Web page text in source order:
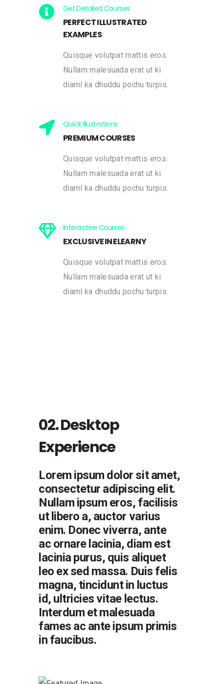
Get Detailed Courses
PERFECT ILLUSTRATED
EXAMPLES
Quisque volutpat mattis eros.
Nullam malesuada erat ut ki
diaml ka dhuddu pochu turpis.
Quick Illustrations
PREMIUM COURSES
Quisque volutpat mattis eros.
Nullam malesuada erat ut ki
diaml ka dhuddu pochu turpis.
Interactive Courses
EXCLUSIVE IN ELEARNY
Quisque volutpat mattis eros.
Nullam malesuada erat ut ki
diaml ka dhuddu pochu turpis.
02. Desktop
Experience
Lorem ipsum dolor sit amet,
consectetur adipiscing elit.
Nullam ipsum eros, facilisis
ut libero a, auctor varius
enim. Donec viverra, ante
ac ornare lacinia, diam est
lacinia purus, quis aliquet
leo ex sed massa. Duis felis
magna, tincidunt in luctus
id, ultricies vitae lectus.
Interdum et malesuada
fames ac ante ipsum primis
in faucibus.